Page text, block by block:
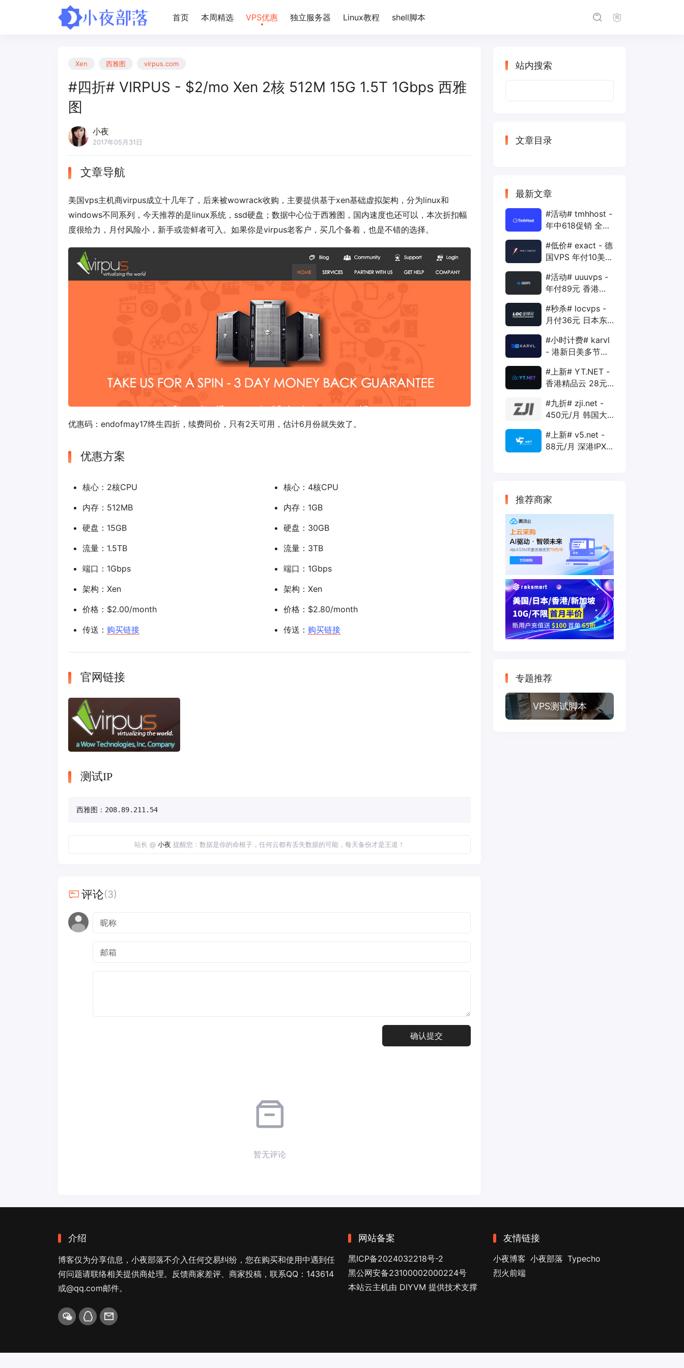
首页 本周精选 VPS优惠 独立服务器 Linux教程 shell脚本
Xen 西雅图 virpus.com
#四折# VIRPUS - $2/mo Xen 2核 512M 15G 1.5T 1Gbps 西雅
图
小夜
2017年05月31日
文章导航
美国vps主机商virpus成立十几年了，后来被wowrack收购，主要提供基于xen基础虚拟架构，分为linux和
windows不同系列，今天推荐的是linux系统，ssd硬盘；数据中心位于西雅图，国内速度也还可以，本次折扣幅
度很给力，月付风险小，新手或尝鲜者可入。如果你是virpus老客户，买几个备着，也是不错的选择。
优惠码： endofmay17终生四折，续费同价，只有2天可用，估计6月份就失效了。
优惠方案
核心：2核CPU
内存：512MB
硬盘：15GB
流量：1.5TB
端口：1Gbps
架构：Xen
价格：$2.00/month
传送： 购买链接
核心：4核CPU
内存：1GB
硬盘：30GB
流量：3TB
端口：1Gbps
架构：Xen
价格：$2.80/month
传送： 购买链接
官网链接
测试IP
西雅图：208.89.211.54
站长 @ 小夜 提醒您：数据是你的命根子，任何云都有丢失数据的可能，每天备份才是王道！
评论(3)
暂无评论
站内搜索
文章目录
最新文章
#活动# tmhhost -
年中618促销 全场
年付VPS
#低价# exact - 德
国VPS 年付10美元
1Gbps
#活动# uuuvps -
年付89元 香港
400G 30M
#秒杀# locvps -
月付36元 日本东
40G 1T 450Mbps
#小时计费# karvl
- 港新日美多节点
20G 5T 1Gbps
#上新# YT.NET -
香港精品云 28元/
AS10099+移动
CMI
#九折# zji.net -
450元/月 韩国大
优化和纯国际线路
#上新# v5.net -
88元/月 深港IPX
推荐商家
专题推荐
VPS测试脚本
介绍
博客仅为分享信息，小夜部落不介入任何交易纠纷，您在购买和使用中遇到任
何问题请联络相关提供商处理。反馈商家差评、商家投稿，联系QQ：143614
或@qq.com邮件。
网站备案
黑ICP备2024032218号-2
黑公网安备23100002000224号
本站云主机由 DIYVM 提供技术支撑
友情链接
小夜博客 小夜部落 Typecho
烈火前端